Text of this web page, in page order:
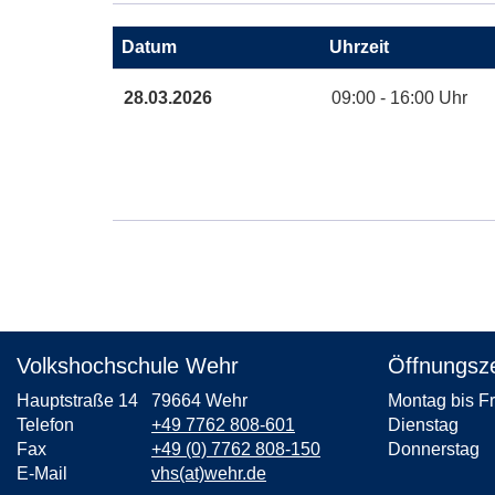
Maps
Karte
Elena
neuem
zum
Datum Uhrzeit
28.03.2026 09:00 - 16:00 Uhr
Volkshochschule Wehr
Hauptstraße 14 79664 Wehr
Telefon
+49 7762 808-601
Fax
+49 (0) 7762 808-150
E-Mail
vhs(at)wehr.de
Montag bis
Dienstag
Donnerstag